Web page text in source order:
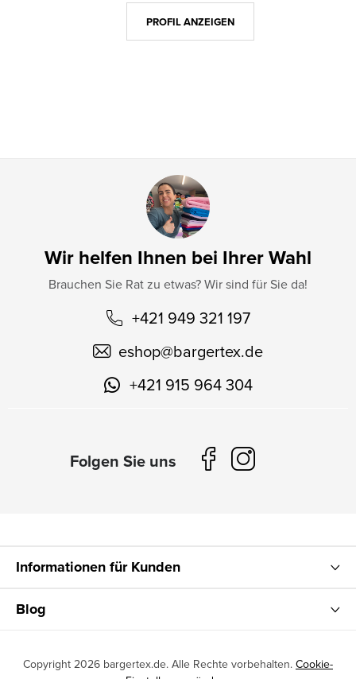
Wir helfen Ihnen bei Ihrer Wahl
Brauchen Sie Rat zu etwas? Wir sind für Sie da!
+421 949 321 197
eshop@bargertex.de
+421 915 964 304
PROFIL ANZEIGEN
Informationen für Kunden
Blog
Copyright 2026 bargertex.de. Alle Rechte vorbehalten. Cookie-